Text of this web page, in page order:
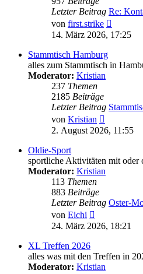
Letzter Beitrag Re:
von first.strike
Beitrag
14. März 2026, 17:25
Stammtisch Hamburg
alles zum Stammtisch in
Moderator: Kristian
237 Themen
2185 Beiträge
Letzter Beitrag
von Kristian
Beitrag
2. August 2026, 11:55
Oldie-Sport
sportliche Aktivitäten mit
Moderator: Kristian
113 Themen
883 Beiträge
Letzter Beitrag Oster-
von Eichi
Beitrag
24. März 2026, 18:21
XL Treffen 2026
alles was mit den Treffen in
Moderator: Kristian